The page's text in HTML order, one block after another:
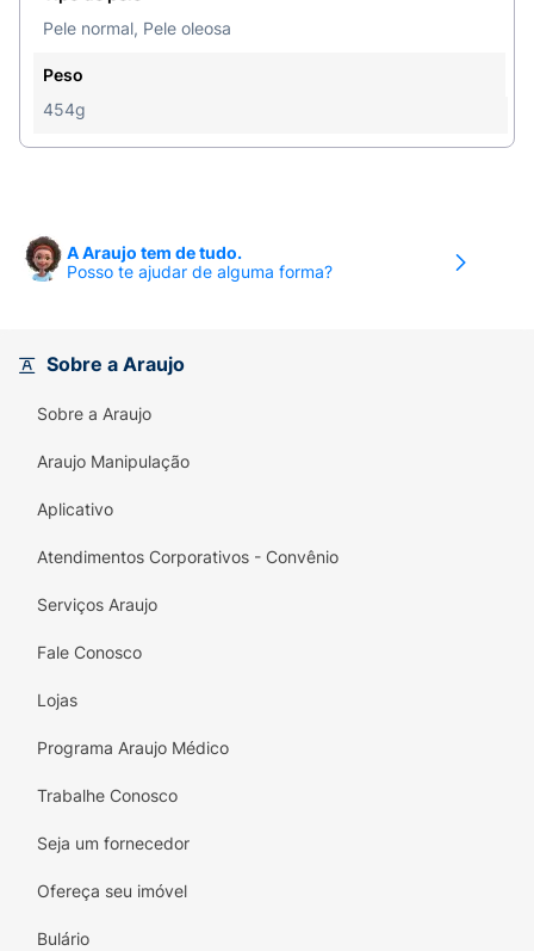
e sem perfumeDesenvolvido com
água, Massageie a espuma de limpeza na pele em
um movimento suave e circular. Enxague.
Pele normal, Pele oleosa
Peso
454g
A Araujo tem de tudo.
Posso te ajudar de alguma forma?
Sobre a Araujo
Sobre a Araujo
Araujo Manipulação
Aplicativo
Atendimentos Corporativos - Convênio
Serviços Araujo
Fale Conosco
Lojas
Programa Araujo Médico
Trabalhe Conosco
Seja um fornecedor
Ofereça seu imóvel
Bulário